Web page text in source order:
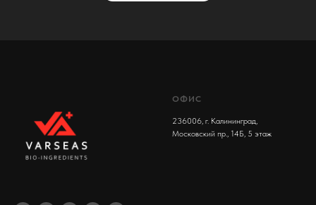
ОФИС
236006, г. Калининград,
Московский пр., 14Б, 5 этаж